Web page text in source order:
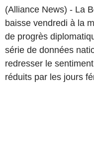
(Alliance News) - La
baisse vendredi à la
de progrès
série de données
redresser le
réduits par les jours